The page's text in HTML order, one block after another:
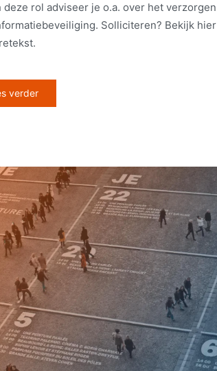
deze rol adviseer je o.a. over het
Solliciteren? Bekijk
verder